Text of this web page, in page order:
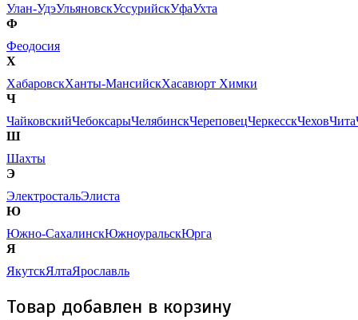
Улан-УдэУльяновскУссурийскУфаУхта
Ф
Феодосия
Х
ХабаровскХанты-МансийскХасавюрт Химки
Ч
ЧайковскийЧебоксарыЧелябинскЧереповецЧеркесскЧеховЧита
Ш
Шахты
Э
ЭлектростальЭлиста
Ю
Южно-СахалинскЮжноуральскЮрга
Я
ЯкутскЯлтаЯрославль
Товар добавлен в корзину